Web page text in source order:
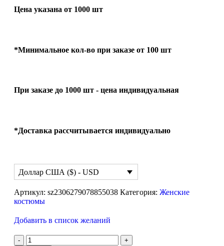
Цена указана от 1000 шт
*Минимальное кол-во при заказе от 100 шт
При заказе до 1000 шт - цена индивидуальная
*Доставка рассчитывается индивидуально
Доллар США ($) - USD
Артикул: sz2306279078855038 Категория: Женские
костюмы
Добавить в список желаний